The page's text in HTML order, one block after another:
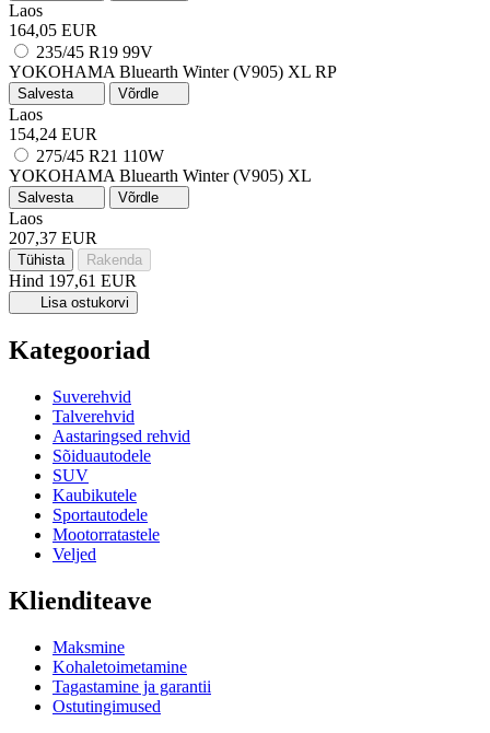
Laos
164,05 EUR
235/45 R19 99V
YOKOHAMA Bluearth Winter (V905) XL RP
Salvesta Võrdle
Laos
154,24 EUR
275/45 R21 110W
YOKOHAMA Bluearth Winter (V905) XL
Salvesta Võrdle
Laos
207,37 EUR
Tühista Rakenda
Hind 197,61 EUR
Lisa ostukorvi
Kategooriad
Suverehvid
Talverehvid
Aastaringsed rehvid
Sõiduautodele
SUV
Kaubikutele
Sportautodele
Mootorratastele
Veljed
Klienditeave
Maksmine
Kohaletoimetamine
Tagastamine ja garantii
Ostutingimused